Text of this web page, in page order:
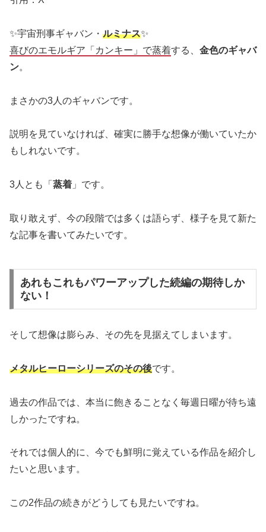
✨宇宙刑事ギャバン・ ルミナス✨
喜びのエモルギア「カンキー」で蒸着する、 金色のギャバ
ン。
まさかの3人のギャバンです。
説明を見ていなければ、確実に勝手な想像が働いていたか
もしれないです。
3人とも「 蒸着 」です。
取り敢えず、今の段階では多くは語らず、様子を見て新た
な記事を書いてみたいです。
あれもこれもパワーアップした続編の期待しか
ない！
そして想像は膨らみ、その先を見据えてしまいます。
メタルヒーローシリーズのその後です。
過去の作品では、本当に飽きることなく毎週日曜が待ち遠
しかったですね。
それでは個人的に、今でも鮮明に覚えている作品を紹介し
たいと思います。
この2作品の続きがどうしても見たいですね。